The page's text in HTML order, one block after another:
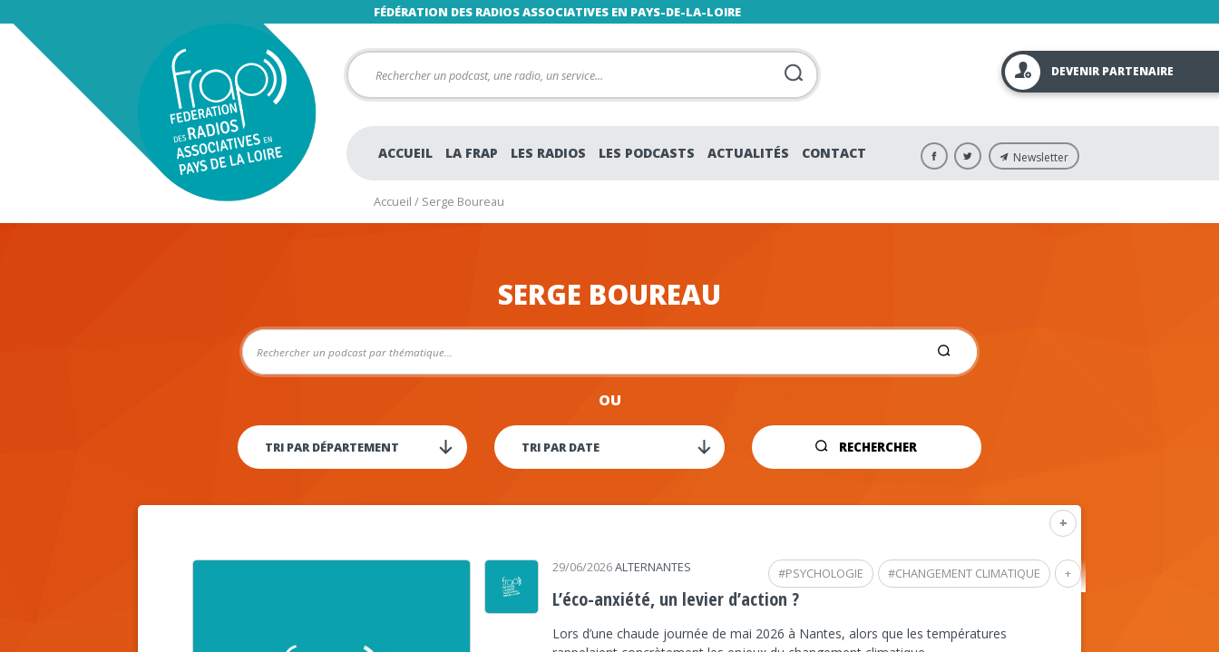
FÉDÉRATION DES RADIOS ASSOCIATIVES EN PAYS-DE-LA-LOIRE
DEVENIR PARTENAIRE
ACCUEIL LA FRAP LES RADIOS LES PODCASTS ACTUALITÉS CONTACT Newsletter
Accueil / Serge Boureau
SERGE BOUREAU
OU
RECHERCHER
+
+
#CHANGEMENT CLIMATIQUE
#PSYCHOLOGIE
29/06/2026ALTERNANTES
L’éco-anxiété, un levier d’action ?
Lors d’une chaude journée de mai 2026 à Nantes, alors que les températures